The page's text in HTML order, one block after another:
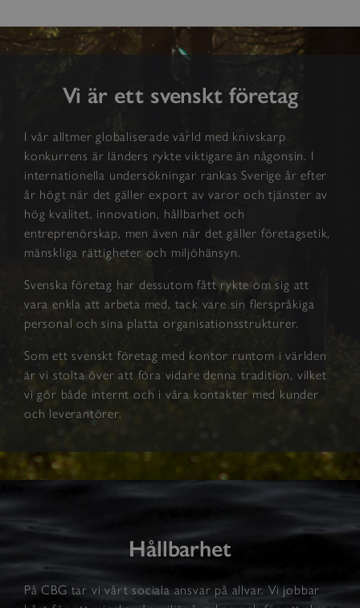
Vi är ett svenskt företag
I vår alltmer globaliserade värld med knivskarp
konkurrens är länders rykte viktigare än någonsin. I
internationella undersökningar rankas Sverige år efter
år högt när det gäller export av varor och tjänster av
hög kvalitet, innovation, hållbarhet och
entreprenörskap, men även när det gäller företagsetik,
mänskliga rättigheter och miljöhänsyn.
Svenska företag har dessutom fått rykte om sig att
vara enkla att arbeta med, tack vare sin flerspråkiga
personal och sina platta organisationsstrukturer.
Som ett svenskt företag med kontor runtom i världen
är vi stolta över att föra vidare denna tradition, vilket
vi gör både internt och i våra kontakter med kunder
och leverantörer.
Hållbarhet
På CBG tar vi vårt sociala ansvar på allvar. Vi jobbar